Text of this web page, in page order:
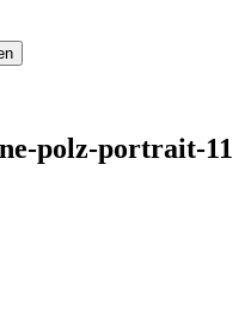
polz-portrait-11